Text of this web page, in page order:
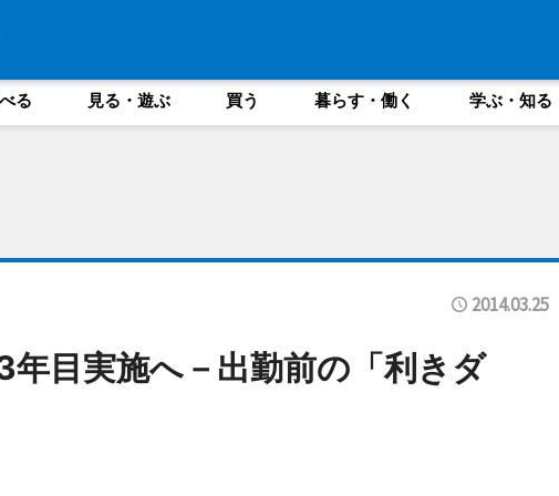
る 見る・遊ぶ 買う 暮らす・働く 学ぶ・知る
2014.03.25
年目実施へ－出勤前の「利きダ